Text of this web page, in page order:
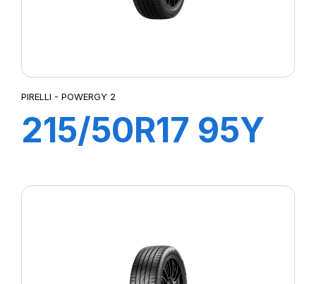
PIRELLI - POWERGY 2
215/50R17 95Y